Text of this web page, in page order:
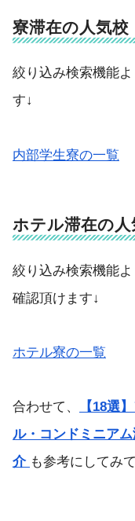
寮滞在の人気校
絞り込み検索機能
す↓
内部学生寮の一覧
ホテル滞在の人
絞り込み検索機能
確認頂けます↓
ホテル寮の一覧
合わせて、 【18選
ル・コンドミニア
介 も参考にしてみ